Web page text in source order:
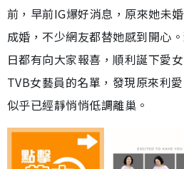
前，早前IG爆好消息，原來她未
成婚，不少網友都替她感到開心
日都有向大家報喜，順利誕下愛
TVB女藝員的名單，發現原來利
似乎已經靜悄悄低調離巢。